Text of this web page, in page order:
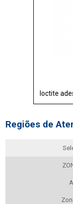
loctite
Regiões de